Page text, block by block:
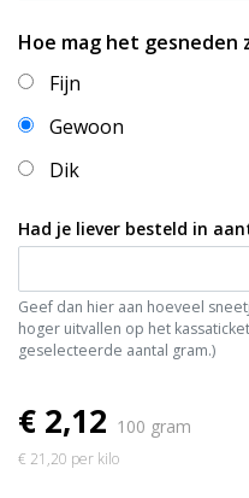
Hoe mag het gesneden
Fijn
Gewoon
Dik
Had je liever besteld in
Geef dan hier aan hoeveel
hoger uitvallen op het
geselecteerde aantal gram.)
€ 2,12 100 gram
€ 21,20 per kilo